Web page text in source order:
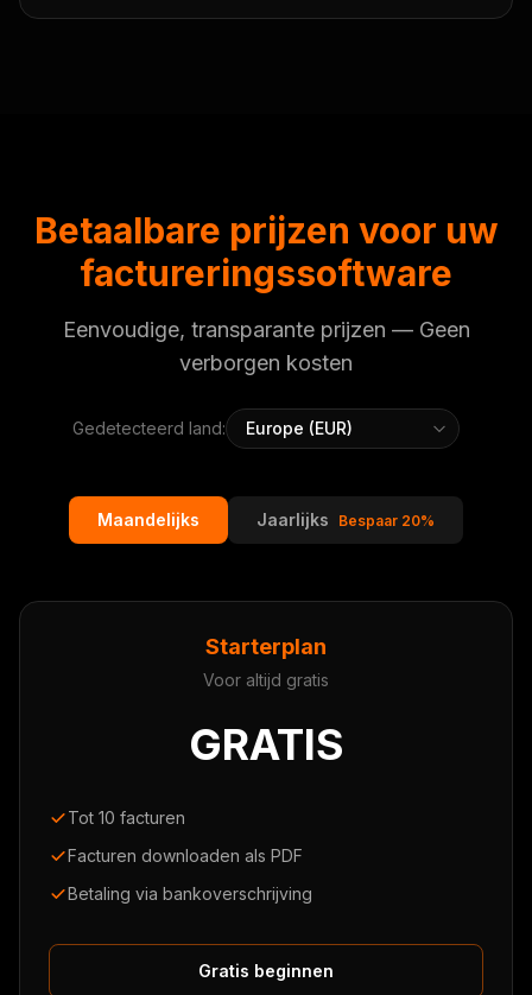
Betaalbare prijzen voor uw
factureringssoftware
Eenvoudige, transparante prijzen — Geen
verborgen kosten
Gedetecteerd land:
Maandelijks Jaarlijks Bespaar 20%
Starterplan
Voor altijd gratis
GRATIS
Tot 10 facturen
Facturen downloaden als PDF
Betaling via bankoverschrijving
Gratis beginnen